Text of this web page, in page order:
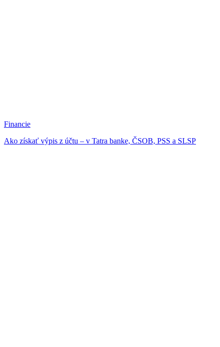
Financie
Ako získať výpis z účtu – v Tatra banke, ČSOB, PSS a SLSP